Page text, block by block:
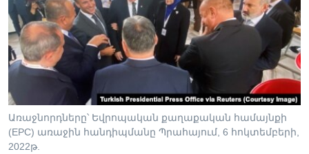
Լեզուներ
Առաջնորդները՝ Եվրոպական քաղաքական համայնքի
(EPC) առաջին հանդիպմանը Պրահայում, 6 հոկտեմբերի,
2022թ.